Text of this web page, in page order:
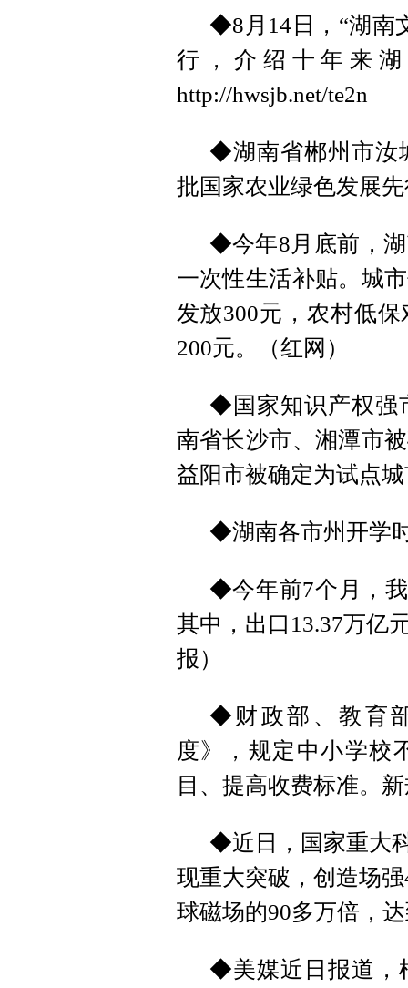
◆8月14日，“湖南
行，介绍十年来
http://hwsjb.net/te2n
◆湖南省郴州市汝
批国家农业绿色发展
◆今年8月底前，
一次性生活补贴。城
发放300元，农村低
200元。（红网）
◆国家知识产权强
南省长沙市、湘潭市
益阳市被确定为试点
◆湖南各市州开学
◆今年前7个月，
其中，出口13.37万亿
报）
◆财政部、教育
度》，规定中小学校
目、提高收费标准。
◆近日，国家重大
现重大突破，创造场
球磁场的90多万倍，
◆美媒近日报道，